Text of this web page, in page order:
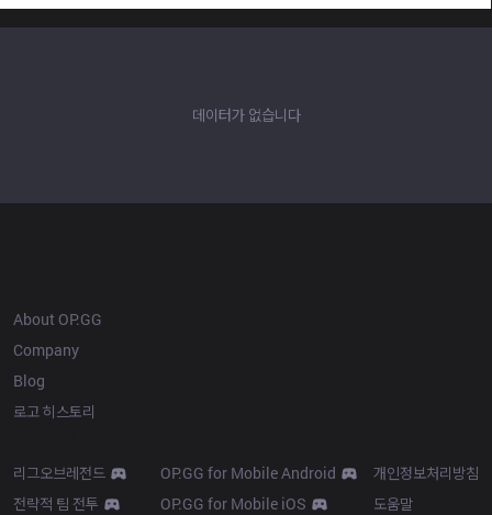
데이터가 없습니다
About OP.GG
Company
Blog
로고 히스토리
리그오브레전드
전략적 팀 전투
OP.GG for Mobile Android
OP.GG for Mobile iOS
개인정보처리방침
도움말